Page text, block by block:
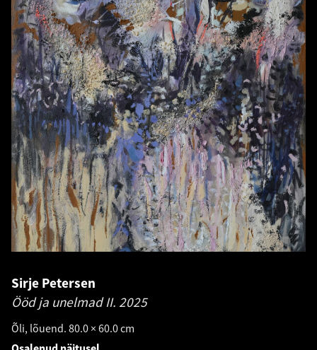
Sirje Petersen
Ööd ja unelmad II. 2025
Õli, lõuend. 80.0 × 60.0 cm